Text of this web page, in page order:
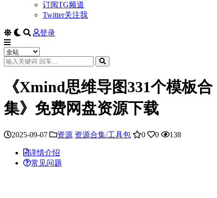
订阅TG频道
Twitter关注我
登录
《Xmind思维导图331个模板合
集》免费网盘资源下载
2025-09-07 资源 资源合集/工具包 0 0 138
详情介绍
常见问题